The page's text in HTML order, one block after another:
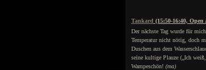
Tankard (15:50-16:40, Open
Der nächste Tag wurde für
Temperatur nicht nötig, doch
Duschen aus dem
seine kultige Plauze („Ich
Wampeschön! (ma)